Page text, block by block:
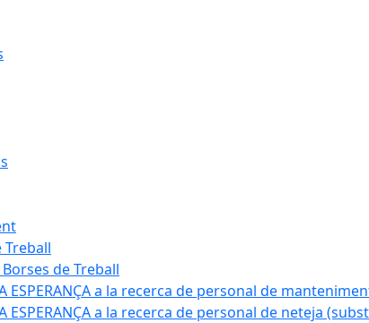
Treball
de Treball
ESPERANÇA a la recerca de personal de
ESPERANÇA a la recerca de personal de neteja